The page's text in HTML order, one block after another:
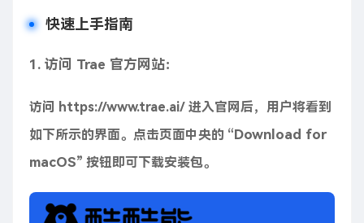
快速上手指南
1. 访问 Trae 官方网站：
访问 https://www.trae.ai/ 进入官网后，用户将看到
如下所示的界面。点击页面中央的 “Download for
macOS” 按钮即可下载安装包。